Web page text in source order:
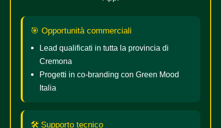
🎯 Opportunità commerciali
Lead qualificati in tutta la provincia di
Cremona
Progetti in co-branding con Green Mood
Italia
🛠️ Supporto tecnico